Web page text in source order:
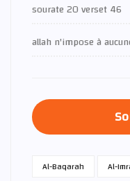
sourate 20 verset 46
allah n'impose à
Al-Baqarah Al-